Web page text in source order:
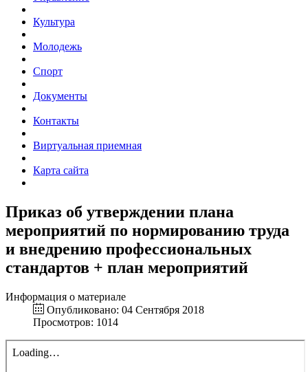
Культура
Молодежь
Спорт
Документы
Контакты
Виртуальная приемная
Карта сайта
Приказ об утверждении плана
мероприятий по нормированию труда
и внедрению профессиональных
стандартов + план мероприятий
Информация о материале
Опубликовано: 04 Сентября 2018
Просмотров: 1014